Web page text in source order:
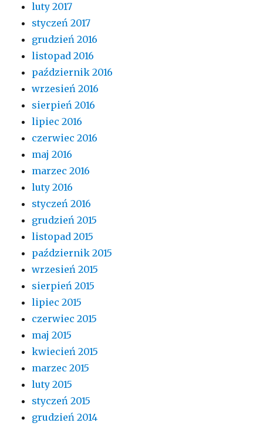
luty 2017
styczeń 2017
grudzień 2016
listopad 2016
październik 2016
wrzesień 2016
sierpień 2016
lipiec 2016
czerwiec 2016
maj 2016
marzec 2016
luty 2016
styczeń 2016
grudzień 2015
listopad 2015
październik 2015
wrzesień 2015
sierpień 2015
lipiec 2015
czerwiec 2015
maj 2015
kwiecień 2015
marzec 2015
luty 2015
styczeń 2015
grudzień 2014